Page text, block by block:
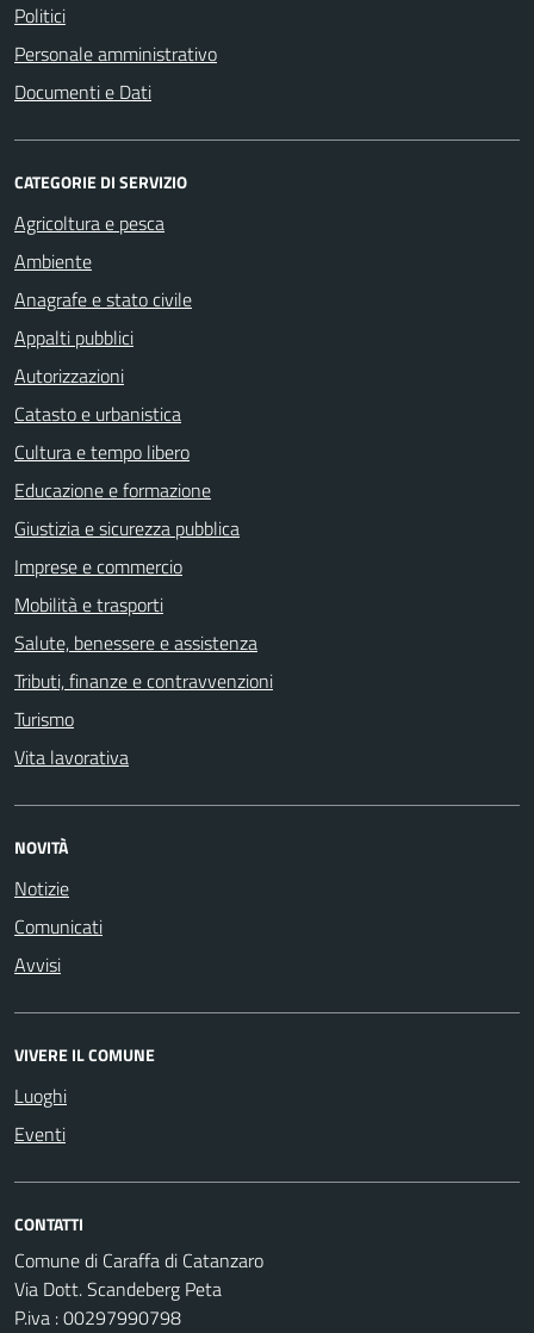
Politici
Personale amministrativo
Documenti e Dati
CATEGORIE DI SERVIZIO
Agricoltura e pesca
Ambiente
Anagrafe e stato civile
Appalti pubblici
Autorizzazioni
Catasto e urbanistica
Cultura e tempo libero
Educazione e formazione
Giustizia e sicurezza pubblica
Imprese e commercio
Mobilità e trasporti
Salute, benessere e assistenza
Tributi, finanze e contravvenzioni
Turismo
Vita lavorativa
NOVITÀ
Notizie
Comunicati
Avvisi
VIVERE IL COMUNE
Luoghi
Eventi
CONTATTI
Comune di Caraffa di Catanzaro
Via Dott. Scandeberg Peta
P.iva : 00297990798